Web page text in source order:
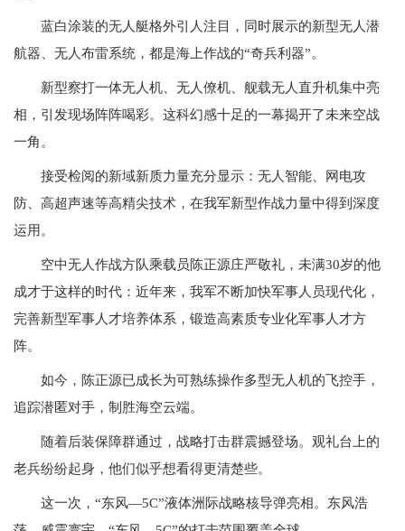
蓝白涂装的无人艇格外引人注目，同时展示的新型无人潜
航器、无人布雷系统，都是海上作战的“奇兵利器”。
新型察打一体无人机、无人僚机、舰载无人直升机集中亮
相，引发现场阵阵喝彩。这科幻感十足的一幕揭开了未来空战
一角。
接受检阅的新域新质力量充分显示：无人智能、网电攻
防、高超声速等高精尖技术，在我军新型作战力量中得到深度
运用。
空中无人作战方队乘载员陈正源庄严敬礼，未满30岁的他
成才于这样的时代：近年来，我军不断加快军事人员现代化，
完善新型军事人才培养体系，锻造高素质专业化军事人才方
阵。
如今，陈正源已成长为可熟练操作多型无人机的飞控手，
追踪潜匿对手，制胜海空云端。
随着后装保障群通过，战略打击群震撼登场。观礼台上的
老兵纷纷起身，他们似乎想看得更清楚些。
这一次，“东风—5C”液体洲际战略核导弹亮相。东风浩